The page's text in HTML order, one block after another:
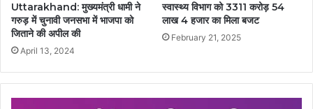
Uttarakhand: मुख्यमंत्री धामी ने
गरुड़ में चुनावी जनसभा में भाजपा को
जिताने की अपील की
April 13, 2024
स्वास्थ्य विभाग को 3311 करोड़ 54
लाख 4 हजार का मिला बजट
February 21, 2025